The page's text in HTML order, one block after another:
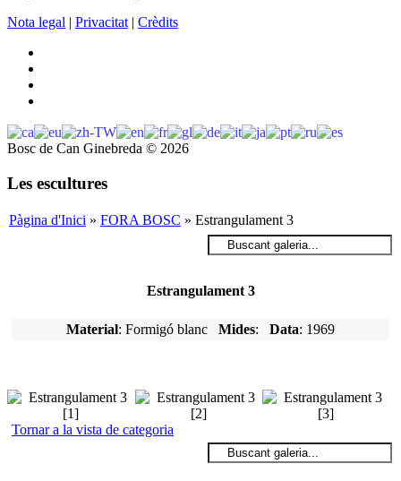
Nota legal | Privacitat | Crèdits
Bosc de Can Ginebreda © 2026
Les escultures
Pàgina d'Inici » FORA BOSC » Estrangulament 3
Estrangulament 3
Material: Formigó blanc Mides: Data: 1969
Tornar a la vista de categoria